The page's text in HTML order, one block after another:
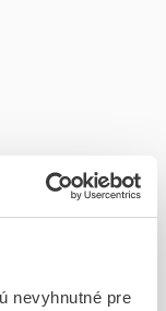
nevyhnutné pre